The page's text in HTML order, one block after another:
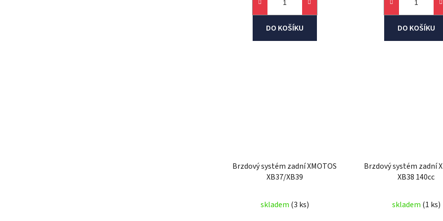
DO KOŠÍKU DO KOŠÍKU
Brzdový systém zadní XMOTOS
XB37/XB39
skladem (3 ks)
Brzdový systém zadní
XB38 140cc
skladem (1 ks)